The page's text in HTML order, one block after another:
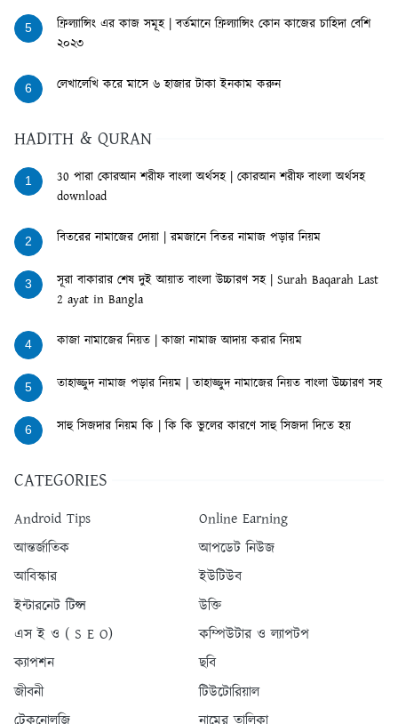
5
ফ্রিল্যান্সিং এর কাজ সমূহ | বর্তমানে ফ্রিল্যান্সিং কোন কাজের চাহিদা বেশি
২০২৩
6 লেখালেখি করে মাসে ৬ হাজার টাকা ইনকাম করুন
HADITH & QURAN
1
30 পারা কোরআন শরীফ বাংলা অর্থসহ | কোরআন শরীফ বাংলা অর্থসহ
download
2 বিতরের নামাজের দোয়া | রমজানে বিতর নামাজ পড়ার নিয়ম
3
সূরা বাকারার শেষ দুই আয়াত বাংলা উচ্চারণ সহ | Surah Baqarah Last
2 ayat in Bangla
4 কাজা নামাজের নিয়ত | কাজা নামাজ আদায় করার নিয়ম
5 তাহাজ্জুদ নামাজ পড়ার নিয়ম | তাহাজ্জুদ নামাজের নিয়ত বাংলা উচ্চারণ সহ
6 সাহু সিজদার নিয়ম কি | কি কি ভুলের কারণে সাহু সিজদা দিতে হয়
CATEGORIES
Android Tips
Online Earning
আন্তর্জাতিক
আপডেট নিউজ
আবিস্কার
ইউটিউব
ইন্টারনেট টিপ্স
উক্তি
এস ই ও ( S E O)
কম্পিউটার ও ল্যাপটপ
ক্যাপশন
ছবি
জীবনী
টিউটোরিয়াল